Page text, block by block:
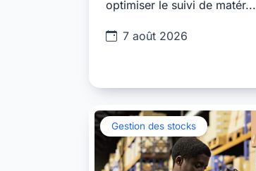
optimiser le suivi de matér...
7 août 2026
Gestion des stocks